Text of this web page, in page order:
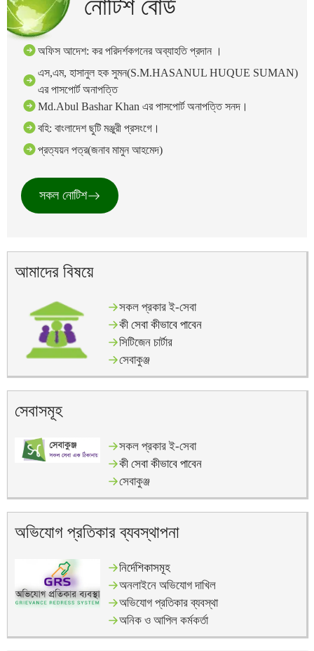
নোটিশ বোর্ড
অফিস আদেশ: কর পরিদর্শকগনের অব্যাহতি প্রদান ।
এস,এম, হাসানুল হক সুমন(S.M.HASANUL HUQUE SUMAN)
এর পাসপোর্ট অনাপত্তি
Md.Abul Bashar Khan এর পাসপোর্ট অনাপত্তি সনদ।
বহি: বাংলাদেশ ছুটি মঞ্জুরী প্রসংগে।
প্রত্যয়ন পত্র(জনাব মামুন আহমেদ)
সকল নোটিশ
আমাদের বিষয়ে
সকল প্রকার ই-সেবা
কী সেবা কীভাবে পাবেন
সিটিজেন চার্টার
সেবাকুঞ্জ
সেবাসমূহ
সকল প্রকার ই-সেবা
কী সেবা কীভাবে পাবেন
সেবাকুঞ্জ
অভিযোগ প্রতিকার ব্যবস্থাপনা
নির্দেশিকাসমূহ
অনলাইনে অভিযোগ দাখিল
অভিযোগ প্রতিকার ব্যবস্থা
অনিক ও আপিল কর্মকর্তা